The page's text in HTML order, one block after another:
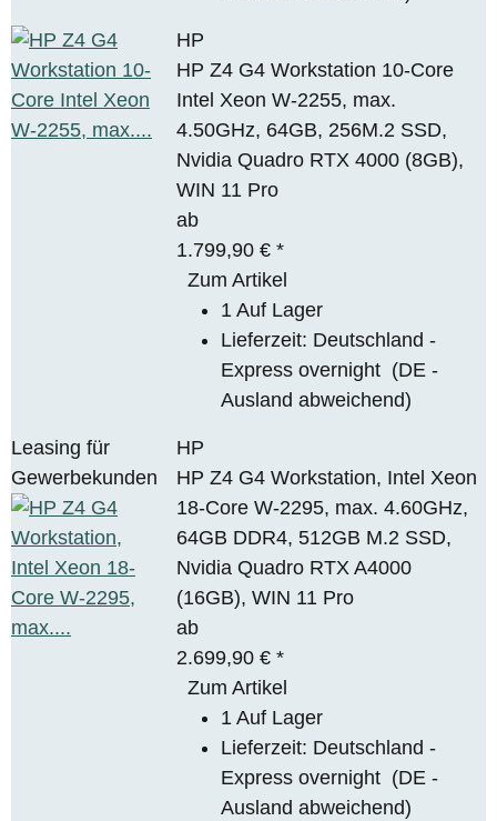
HP
HP Z4 G4 Workstation 10-Core
Intel Xeon W-2255, max.
4.50GHz, 64GB, 256M.2 SSD,
Nvidia Quadro RTX 4000 (8GB),
WIN 11 Pro
ab
1.799,90 €*
Zum Artikel
1 Auf Lager
Lieferzeit: Deutschland -
Express overnight (DE -
Ausland abweichend)
Leasing für
Gewerbekunden
HP
HP Z4 G4 Workstation, Intel Xeon
18-Core W-2295, max. 4.60GHz,
64GB DDR4, 512GB M.2 SSD,
Nvidia Quadro RTX A4000
(16GB), WIN 11 Pro
ab
2.699,90 €*
Zum Artikel
1 Auf Lager
Lieferzeit: Deutschland -
Express overnight (DE -
Ausland abweichend)